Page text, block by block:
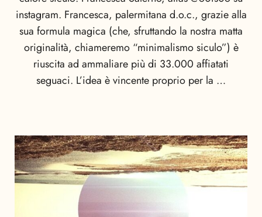
instagram. Francesca, palermitana d.o.c., grazie alla
sua formula magica (che, sfruttando la nostra matta
originalità, chiameremo “minimalismo siculo”) è
riuscita ad ammaliare più di 33.000 affiatati
seguaci. L’idea è vincente proprio per la …